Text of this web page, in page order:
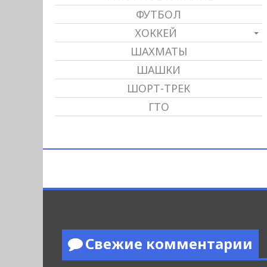
ФУТБОЛ
ХОККЕЙ
ШАХМАТЫ
ШАШКИ
ШОРТ-ТРЕК
ГТО
Свежие комментарии